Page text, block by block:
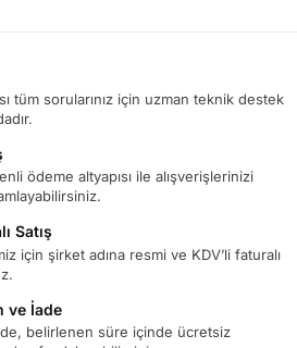
tüm sorularınız için uzman teknik destek
ödeme altyapısı ile alışverişlerinizi
Satış
için şirket adına resmi ve KDV’li faturalı
ve İade
belirlenen süre içinde ücretsiz